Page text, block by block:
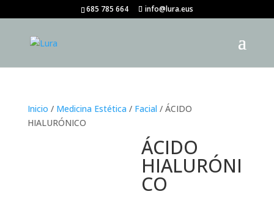
685 785 664 info@lura.eus
Inicio / Medicina Estética / Facial / ÁCIDO
HIALURÓNICO
ÁCIDO
HIALURÓNI
CO